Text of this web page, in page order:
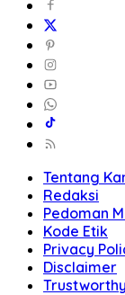
Tentang
Redaksi
Pedoman
Kode Etik
Privacy
Disclaimer